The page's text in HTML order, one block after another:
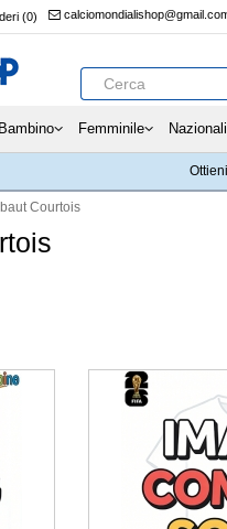
(0)
Bambino Femminile Nazionali
Courtois